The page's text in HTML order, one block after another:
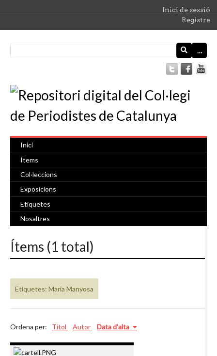
Inici de sessió
Registre
…
Inici
Ítems
Col·leccions
Exposicions
Etiquetes
Nosaltres
Ítems (1 total)
Etiquetes: Maria Manyosa
Ordena per: Títol Autor Data d'alta